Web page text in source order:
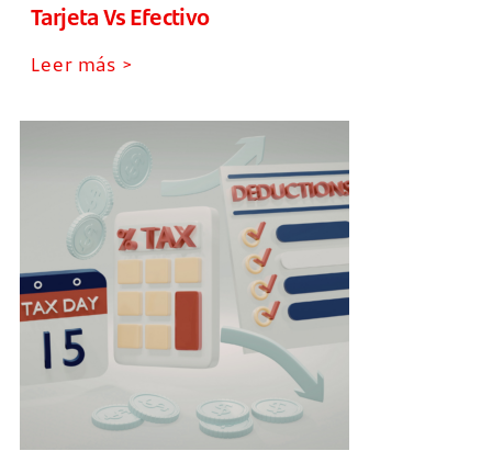
Tarjeta Vs Efectivo
Leer más >